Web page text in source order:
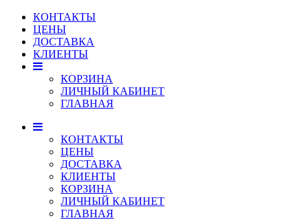
КОНТАКТЫ
ЦЕНЫ
ДОСТАВКА
КЛИЕНТЫ
КОРЗИНА
ЛИЧНЫЙ КАБИНЕТ
ГЛАВНАЯ
КОНТАКТЫ
ЦЕНЫ
ДОСТАВКА
КЛИЕНТЫ
КОРЗИНА
ЛИЧНЫЙ КАБИНЕТ
ГЛАВНАЯ